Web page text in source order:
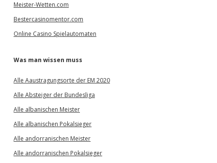
Meister-Wetten.com
Bestercasinomentor.com
Online Casino Spielautomaten
Was man wissen muss
Alle Aaustragungsorte der EM 2020
Alle Absteiger der Bundesliga
Alle albanischen Meister
Alle albanischen Pokalsieger
Alle andorranischen Meister
Alle andorranischen Pokalsieger